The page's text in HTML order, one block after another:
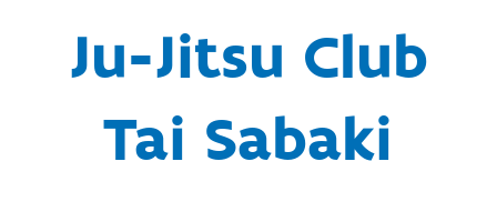
Ju-Jitsu Club
Tai Sabaki